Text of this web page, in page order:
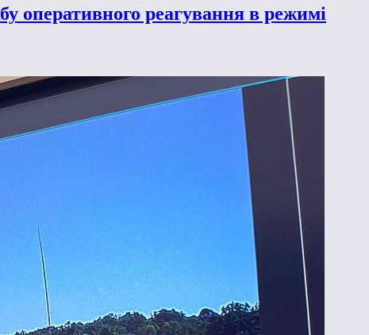
оперативного реагування в режимі